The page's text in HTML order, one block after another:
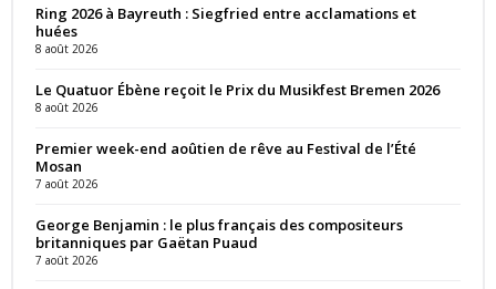
Ring 2026 à Bayreuth : Siegfried entre acclamations et
huées
8 août 2026
Le Quatuor Ébène reçoit le Prix du Musikfest Bremen 2026
8 août 2026
Premier week-end aoûtien de rêve au Festival de l’Été
Mosan
7 août 2026
George Benjamin : le plus français des compositeurs
britanniques par Gaëtan Puaud
7 août 2026